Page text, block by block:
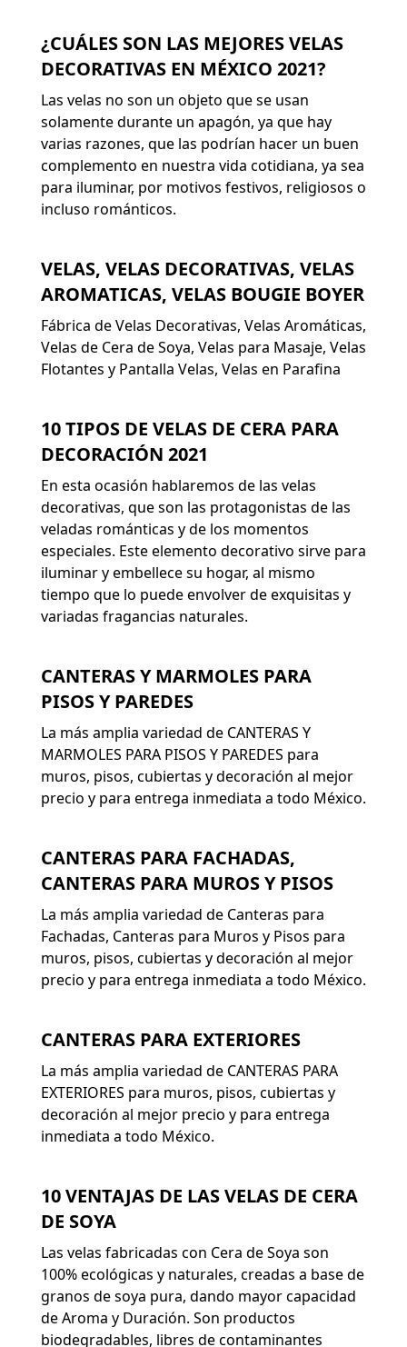
¿CUÁLES SON LAS MEJORES VELAS
DECORATIVAS EN MÉXICO 2021?
Las velas no son un objeto que se usan
solamente durante un apagón, ya que hay
varias razones, que las podrían hacer un buen
complemento en nuestra vida cotidiana, ya sea
para iluminar, por motivos festivos, religiosos o
incluso románticos.
VELAS, VELAS DECORATIVAS, VELAS
AROMATICAS, VELAS BOUGIE BOYER
Fábrica de Velas Decorativas, Velas Aromáticas,
Velas de Cera de Soya, Velas para Masaje, Velas
Flotantes y Pantalla Velas, Velas en Parafina
10 TIPOS DE VELAS DE CERA PARA
DECORACIÓN 2021
En esta ocasión hablaremos de las velas
decorativas, que son las protagonistas de las
veladas románticas y de los momentos
especiales. Este elemento decorativo sirve para
iluminar y embellece su hogar, al mismo
tiempo que lo puede envolver de exquisitas y
variadas fragancias naturales.
CANTERAS Y MARMOLES PARA
PISOS Y PAREDES
La más amplia variedad de CANTERAS Y
MARMOLES PARA PISOS Y PAREDES para
muros, pisos, cubiertas y decoración al mejor
precio y para entrega inmediata a todo México.
CANTERAS PARA FACHADAS,
CANTERAS PARA MUROS Y PISOS
La más amplia variedad de Canteras para
Fachadas, Canteras para Muros y Pisos para
muros, pisos, cubiertas y decoración al mejor
precio y para entrega inmediata a todo México.
CANTERAS PARA EXTERIORES
La más amplia variedad de CANTERAS PARA
EXTERIORES para muros, pisos, cubiertas y
decoración al mejor precio y para entrega
inmediata a todo México.
10 VENTAJAS DE LAS VELAS DE CERA
DE SOYA
Las velas fabricadas con Cera de Soya son
100% ecológicas y naturales, creadas a base de
granos de soya pura, dando mayor capacidad
de Aroma y Duración. Son productos
biodegradables, libres de contaminantes